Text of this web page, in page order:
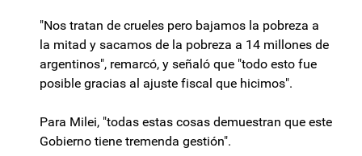
"Nos tratan de crueles pero bajamos la pobreza a
la mitad y sacamos de la pobreza a 14 millones de
argentinos", remarcó, y señaló que "todo esto fue
posible gracias al ajuste fiscal que hicimos".
Para Milei, "todas estas cosas demuestran que este
Gobierno tiene tremenda gestión".